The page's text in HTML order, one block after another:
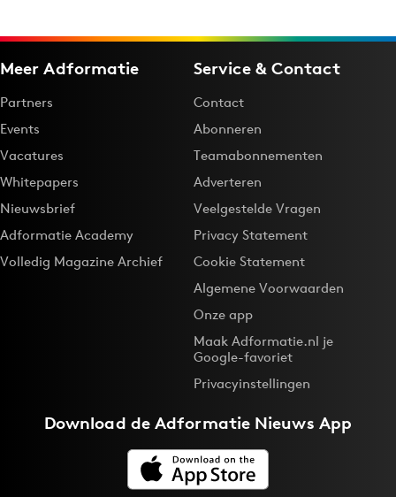
Meer Adformatie
Partners
Events
Vacatures
Whitepapers
Nieuwsbrief
Adformatie Academy
Volledig Magazine Archief
Service & Contact
Contact
Abonneren
Teamabonnementen
Adverteren
Veelgestelde Vragen
Privacy Statement
Cookie Statement
Algemene Voorwaarden
Onze app
Maak Adformatie.nl je
Google-favoriet
Privacyinstellingen
Download deAdformatie Nieuws App